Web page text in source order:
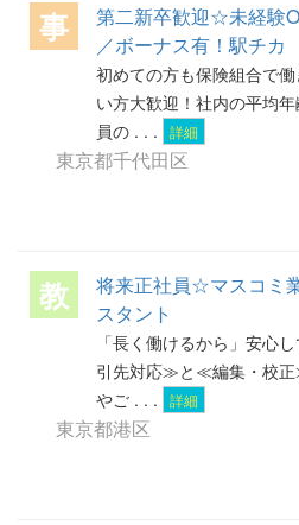
事
第二新卒歓迎☆未経験
／ボーナス有！駅チカ
初めての方も保険組合で
い方大歓迎！社内の平均
員の . . .
詳細
東京都千代田区
教
将来正社員☆マスコミ
スタント
「長く働けるから」安心
引先対応≫と≪編集・校
やご . . .
詳細
東京都港区